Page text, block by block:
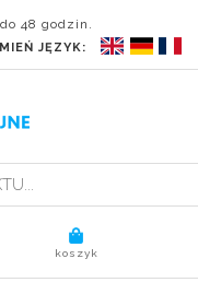
48 godzin.
JĘZYK:
koszyk